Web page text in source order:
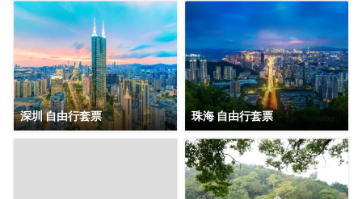
深圳 自由行套票 珠海 自由行套票